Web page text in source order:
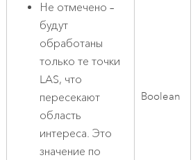
Не отмечено –
будут
обработаны
только те точки
LAS, что
пересекают
область
интереса. Это
значение по
Boolean